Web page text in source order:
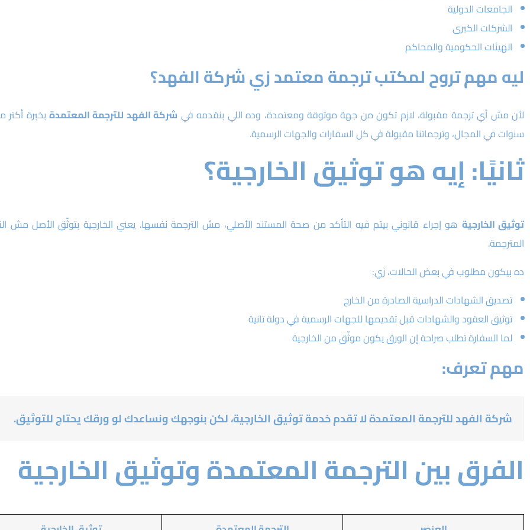
الجامعات الدولية
الشركات الكبرى
الهيئات الحكومية والمحاكم
ليه مهم تروح لمكتب ترجمة معتمد زي شركة الفهد؟
لأن مش أي ترجمة مقبولة، لازم تكون من جهة موثوقة ومعتمدة، وده اللي بنقدمه في شركة الفهد للترجمة المعتمدة
سنوات في المجال، وترجماتنا مقبولة في كل السفارات والجهات الرسمية.
ثانيًا: إيه هو توثيق الخارجية؟
توثيق الخارجية هو إجراء قانوني بيتم فيه التأكد من صحة المستند الأصلي، مش الترجمة نفسها. يعني الخارجية بتوثّق الأصل مش
المترجمة.
ده بيكون مطلوب في بعض الحالات، زي:
تصديق الشهادات الدراسية الصادرة من الخارج
توثيق العقود والشهادات قبل تقديمها للجهات الرسمية في دولة تانية
لما السفارة تطلب صراحة إن الورق يكون موثّق من الخارجية
مهم تعرف:
شركة الفهد للترجمة المعتمدة لا تقدم خدمة توثيق الخارجية، لكن بنوجهك ونساعدك لو ورقك يحتاج للتوثيق.
الفرق بين الترجمة المعتمدة وتوثيق الخارجية